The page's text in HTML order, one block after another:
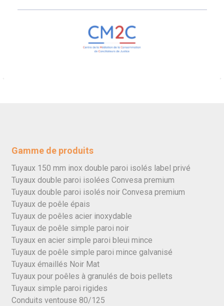
Gamme de produits
Tuyaux 150 mm inox double paroi isolés label privé
Tuyaux double paroi isolées Convesa premium
Tuyaux double paroi isolés noir Convesa premium
Tuyaux de poêle épais
Tuyaux de poêles acier inoxydable
Tuyaux de poêle simple paroi noir
Tuyaux en acier simple paroi bleui mince
Tuyaux de poêle simple paroi mince galvanisé
Tuyaux émaillés Noir Mat
Tuyaux pour poêles à granulés de bois pellets
Tuyaux simple paroi rigides
Conduits ventouse 80/125